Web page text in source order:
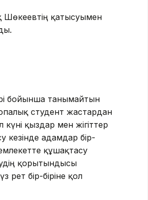
Шөкеевтің қатысуымен
бойынша танымайтын
студент жастардан
күні қыздар мен жігіттер
адамдар бір-
құшақтасу
қорытындысы
бір-біріне қол